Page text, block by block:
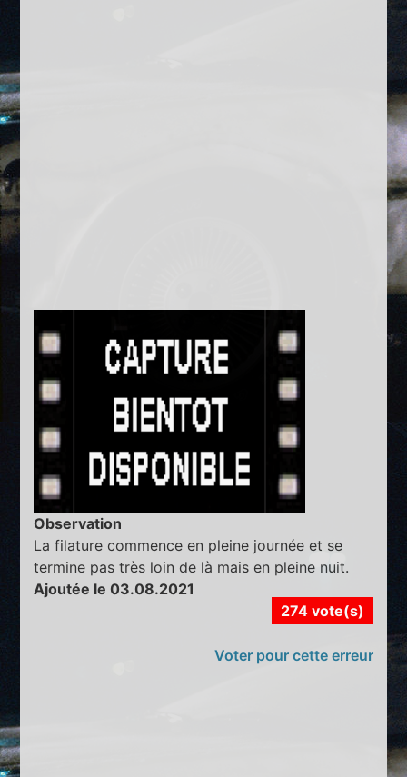
Observation
La filature commence en pleine journée et se
termine pas très loin de là mais en pleine nuit.
Ajoutée le 03.08.2021
274 vote(s)
Voter pour cette erreur